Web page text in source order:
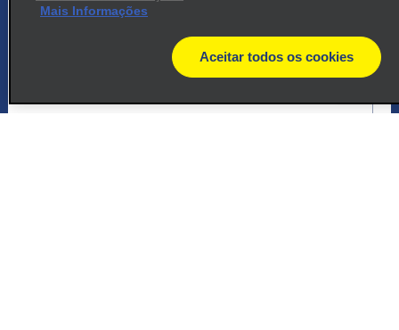
Ruta 93 Km 113, Terminal Arribos
Punta Del Este 20100
map
Mais Informações
Aceitar todos os cookies